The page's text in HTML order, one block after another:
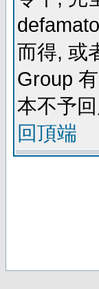
而得, 或
Group
本不予
回頂端